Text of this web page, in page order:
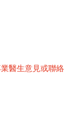
醫生意見或聯絡